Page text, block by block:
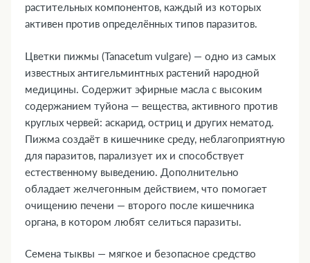
растительных компонентов, каждый из которых
активен против определённых типов паразитов.
Цветки пижмы (Tanacetum vulgare) — одно из самых
известных антигельминтных растений народной
медицины. Содержит эфирные масла с высоким
содержанием туйона — вещества, активного против
круглых червей: аскарид, остриц и других нематод.
Пижма создаёт в кишечнике среду, неблагоприятную
для паразитов, парализует их и способствует
естественному выведению. Дополнительно
обладает желчегонным действием, что помогает
очищению печени — второго после кишечника
органа, в котором любят селиться паразиты.
Семена тыквы — мягкое и безопасное средство